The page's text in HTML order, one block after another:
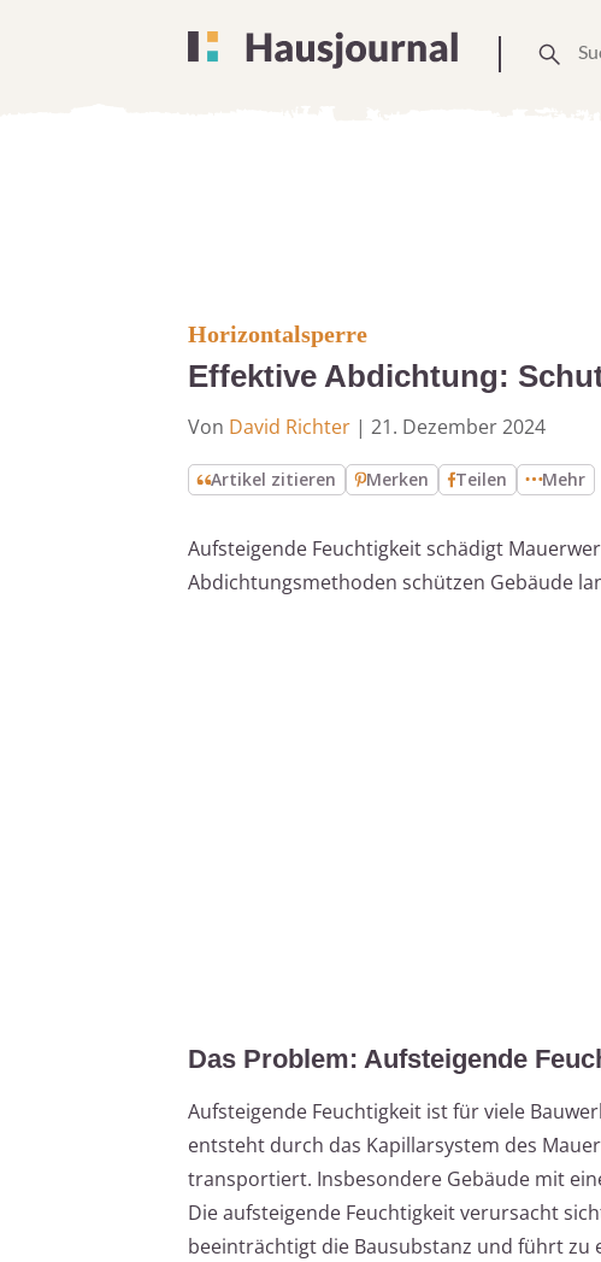
Horizontalsperre
Effektive Abdichtung:
Von David Richter | 21. Dezember 2024
Artikel zitieren Merken Teilen Mehr
Aufsteigende Feuchtigkeit schädigt
Abdichtungsmethoden schützen Gebäude
Das Problem: Aufsteigende
Aufsteigende Feuchtigkeit ist für viele
entsteht durch das Kapillarsystem des
transportiert. Insbesondere Gebäude mit
Die aufsteigende Feuchtigkeit verursacht
beeinträchtigt die Bausubstanz und führt zu